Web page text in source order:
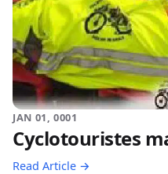
JAN 01, 0001
Cyclotouristes
Read Article →